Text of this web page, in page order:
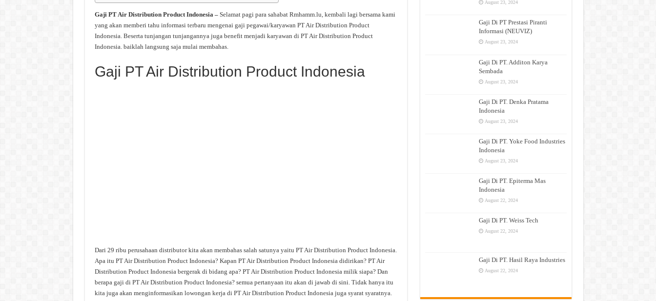
Gaji PT Air Distribution Product Indonesia – Selamat pagi para sahabat Rmhamm.lu, kembali lagi bersama kami
yang akan memberi tahu informasi terbaru mengenai gaji pegawai/karyawan PT Air Distribution Product
Indonesia. Beserta tunjangan tunjangannya juga benefit menjadi karyawan di PT Air Distribution Product
Indonesia. baiklah langsung saja mulai membahas.
Gaji PT Air Distribution Product Indonesia
Dari 29 ribu perusahaan distributor kita akan membahas salah satunya yaitu PT Air Distribution Product Indonesia.
Apa itu PT Air Distribution Product Indonesia? Kapan PT Air Distribution Product Indonesia didirikan? PT Air
Distribution Product Indonesia bergerak di bidang apa? PT Air Distribution Product Indonesia milik siapa? Dan
berapa gaji di PT Air Distribution Product Indonesia? semua pertanyaan itu akan di jawab di sini. Tidak hanya itu
kita juga akan menginformasikan lowongan kerja di PT Air Distribution Product Indonesia juga syarat syaratnya.
August 23, 2024
Gaji Di PT Prestasi Piranti
Informasi (NEUVIZ)
August 23, 2024
Gaji Di PT. Additon Karya
Sembada
August 23, 2024
Gaji Di PT. Denka Pratama
Indonesia
August 23, 2024
Gaji Di PT. Yoke Food Industries
Indonesia
August 23, 2024
Gaji Di PT. Epiterma Mas
Indonesia
August 22, 2024
Gaji Di PT. Weiss Tech
August 22, 2024
Gaji Di PT. Hasil Raya Industries
August 22, 2024